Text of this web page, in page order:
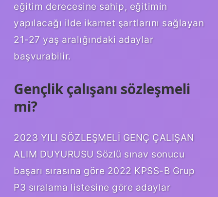
eğitim derecesine sahip, eğitimin
yapılacağı ilde ikamet şartlarını sağlayan
21-27 yaş aralığındaki adaylar
başvurabilir.
Gençlik çalışanı sözleşmeli
mi?
2023 YILI SÖZLEŞMELİ GENÇ ÇALIŞAN
ALIM DUYURUSU Sözlü sınav sonucu
başarı sırasına göre 2022 KPSS-B Grup
P3 sıralama listesine göre adaylar